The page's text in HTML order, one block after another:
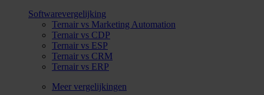
Softwarevergelijking
Ternair vs Marketing Automation
Ternair vs CDP
Ternair vs ESP
Ternair vs CRM
Ternair vs ERP
Meer vergelijkingen